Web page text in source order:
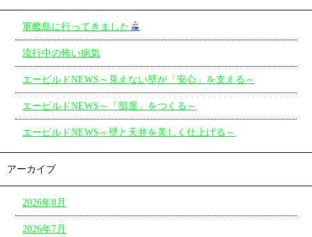
軍艦島に行ってきました
流行中の怖い病気
エービルドNEWS～見えない壁が「安心」を支える～
エービルドNEWS～「部屋」をつくる～
エービルドNEWS～壁と天井を美しく仕上げる～
アーカイブ
2026年8月
2026年7月